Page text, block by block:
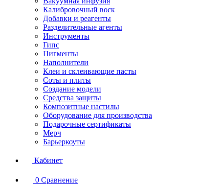
Калибровочный воск
Добавки и реагенты
Разделительные агенты
Инструменты
Гипс
Пигменты
Наполнители
Клеи и склеивающие пасты
Соты и плиты
Создание модели
Средства защиты
Композитные настилы
Оборудование для производства
Подарочные сертификаты
Мерч
Барьеркоуты
Кабинет
0 Сравнение